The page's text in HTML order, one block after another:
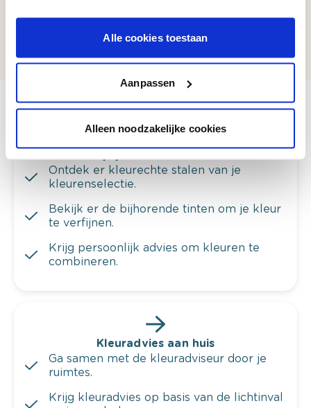
Alle cookies toestaan
Aanpassen
Alleen noodzakelijke cookies
Grey Pebble
Ontdek er kleurechte stalen van je
kleurenselectie.
Bekijk er de bijhorende tinten om je kleur
te verfijnen.
Krijg persoonlijk advies om kleuren te
combineren.
Kleuradvies aan huis
Ga samen met de kleuradviseur door je
ruimtes.
Krijg kleuradvies op basis van de lichtinval